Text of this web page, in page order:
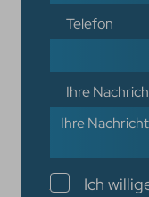
Telefon
Ihre
Checkboxen
Ich